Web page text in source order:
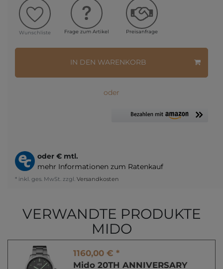
Wunschliste Frage zum Artikel Preisanfrage
IN DEN WARENKORB
oder
oder € mtl.
mehr Informationen zum Ratenkauf
* inkl. ges. MwSt. zzgl. Versandkosten
VERWANDTE PRODUKTE
MIDO
1160,00 € *
Mido 20TH ANNIVERSARY